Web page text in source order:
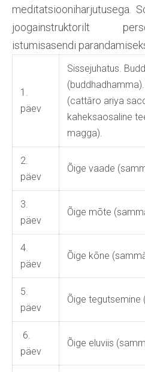
meditatsiooniharjutusega.
joogainstruktorilt
istumisasendi
1.
päev
Sissejuhatus.
(cattāro ariya
kaheksaosaline
magga).
2.
päev
Õige vaade
3.
päev
Õige mõte
4.
päev
Õige kõne
5.
päev
Õige
6.
päev
Õige eluviis